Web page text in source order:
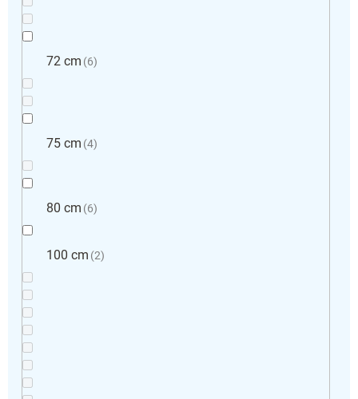
72 cm 6
75 cm 4
80 cm 6
100 cm 2